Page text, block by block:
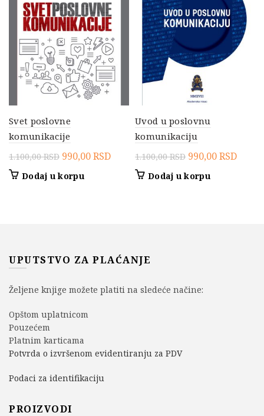
Svet poslovne
komunikacije
1.100,00RSD Originalna
990,00RSDTrenutna
Dodaj u korpu
Uvod u poslovnu
komunikaciju
1.100,00RSD Originalna
990,00RSD
Dodaj u korpu
UPUTSTVO ZA PLAĆANJE
Željene knjige možete platiti na sledeće načine:
Opštom uplatnicom
Pouzećem
Platnim karticama
Potvrda o izvršenom evidentiranju za PDV
Podaci za identifikaciju
PROIZVODI